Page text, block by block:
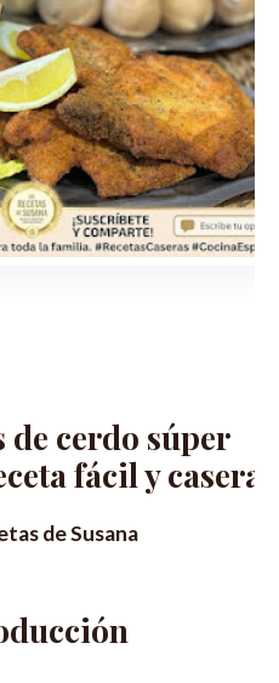
de cerdo súper
fácil y casera
de Susana